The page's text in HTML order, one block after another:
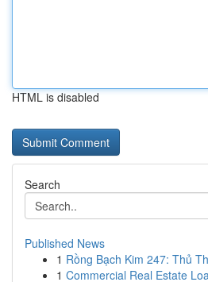
HTML is disabled
Search
Published News
1 Rồng Bạch Kim 247: Thủ
1 Commercial Real Estate